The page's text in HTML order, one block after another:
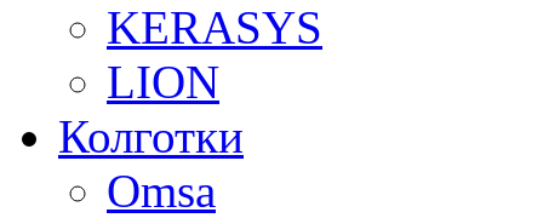
KERASYS
LION
Колготки
Omsa